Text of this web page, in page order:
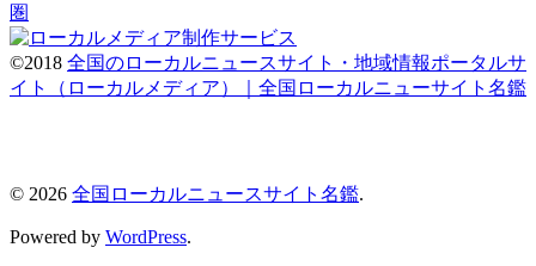
圏
©2018 全国のローカルニュースサイト・地域情報ポータルサ
イト（ローカルメディア）｜全国ローカルニューサイト名鑑
© 2026 全国ローカルニュースサイト名鑑.
Powered by WordPress.